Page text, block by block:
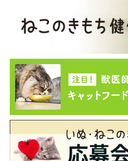
緒に食べるとおいしいね』
というこ
えてもらった気がします。
ハクとうたからもらうあたたかい気
持ちでいっぱいです」
写真提供・取材協力／@ai_haku1215
取材・文／雨宮カイ
※この記事は投稿者さまに取材し、了
2025年4月時点の情報であり、現在